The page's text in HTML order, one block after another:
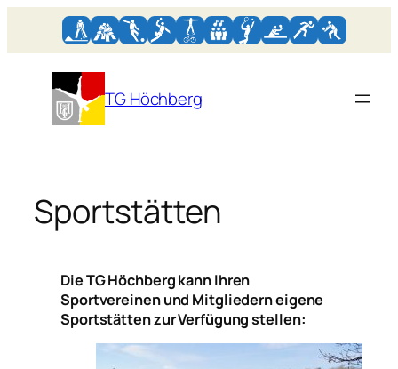
springen
TG Höchberg
Sportstätten
Die TG Höchberg kann Ihren
Sportvereinen und Mitgliedern eigene
Sportstätten zur Verfügung stellen: